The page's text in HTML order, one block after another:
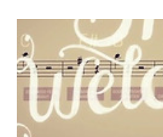
지 않아도 (뭐 물론, 기본 스케치도 없
그려낼 수 있단건 엄청난 기술이긴 하
들었을테고; ) 좋은 컨셉과 아이디어만
있는 바이럴 필름의 제작이 가능하다는
이들의 생각하는 엄마를 위한 드림카